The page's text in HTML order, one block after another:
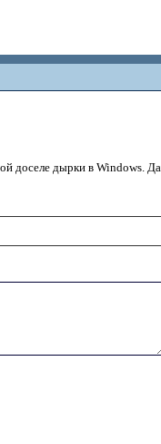
доселе дырки в Windows.